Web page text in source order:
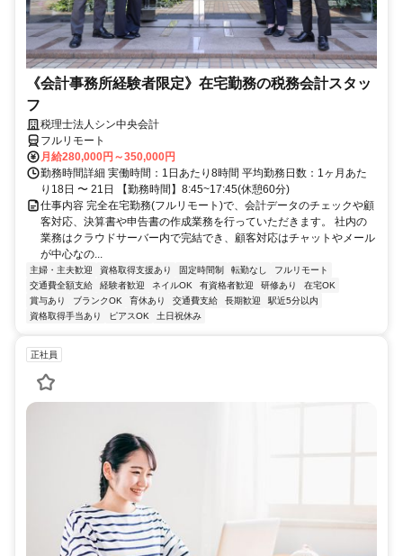
《会計事務所経験者限定》在宅勤務の税務会計スタッ
フ
税理士法人シン中央会計
フルリモート
月給280,000円～350,000円
勤務時間詳細 実働時間：1日あたり8時間 平均勤務日数：1ヶ月あた
り18日 〜 21日 【勤務時間】8:45~17:45(休憩60分)
仕事内容 完全在宅勤務(フルリモート)で、会計データのチェックや顧
客対応、決算書や申告書の作成業務を行っていただきます。 社内の
業務はクラウドサーバー内で完結でき、顧客対応はチャットやメール
が中心なの...
主婦・主夫歓迎 資格取得支援あり 固定時間制 転勤なし
フルリモート
交通費全額支給
経験者歓迎 ネイルOK 有資格者歓迎 研修あり
在宅OK
賞与あり
ブランクOK 育休あり 交通費支給 長期歓迎
駅近5分以内
資格取得手当あり
ピアスOK 土日祝休み
正社員